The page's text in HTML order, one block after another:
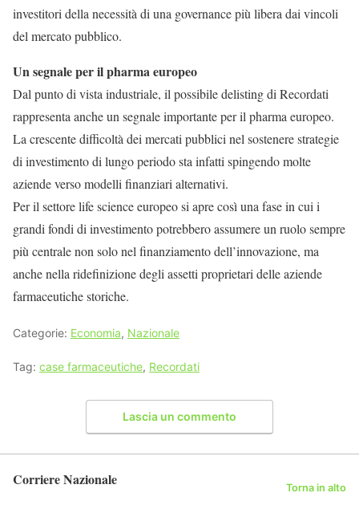
investitori della necessità di una governance più libera dai vincoli
del mercato pubblico.
Un segnale per il pharma europeo
Dal punto di vista industriale, il possibile delisting di Recordati
rappresenta anche un segnale importante per il pharma europeo.
La crescente difficoltà dei mercati pubblici nel sostenere strategie
di investimento di lungo periodo sta infatti spingendo molte
aziende verso modelli finanziari alternativi.
Per il settore life science europeo si apre così una fase in cui i
grandi fondi di investimento potrebbero assumere un ruolo sempre
più centrale non solo nel finanziamento dell’innovazione, ma
anche nella ridefinizione degli assetti proprietari delle aziende
farmaceutiche storiche.
Categorie: Economia, Nazionale
Tag: case farmaceutiche, Recordati
Lascia un commento
Corriere Nazionale Torna in alto